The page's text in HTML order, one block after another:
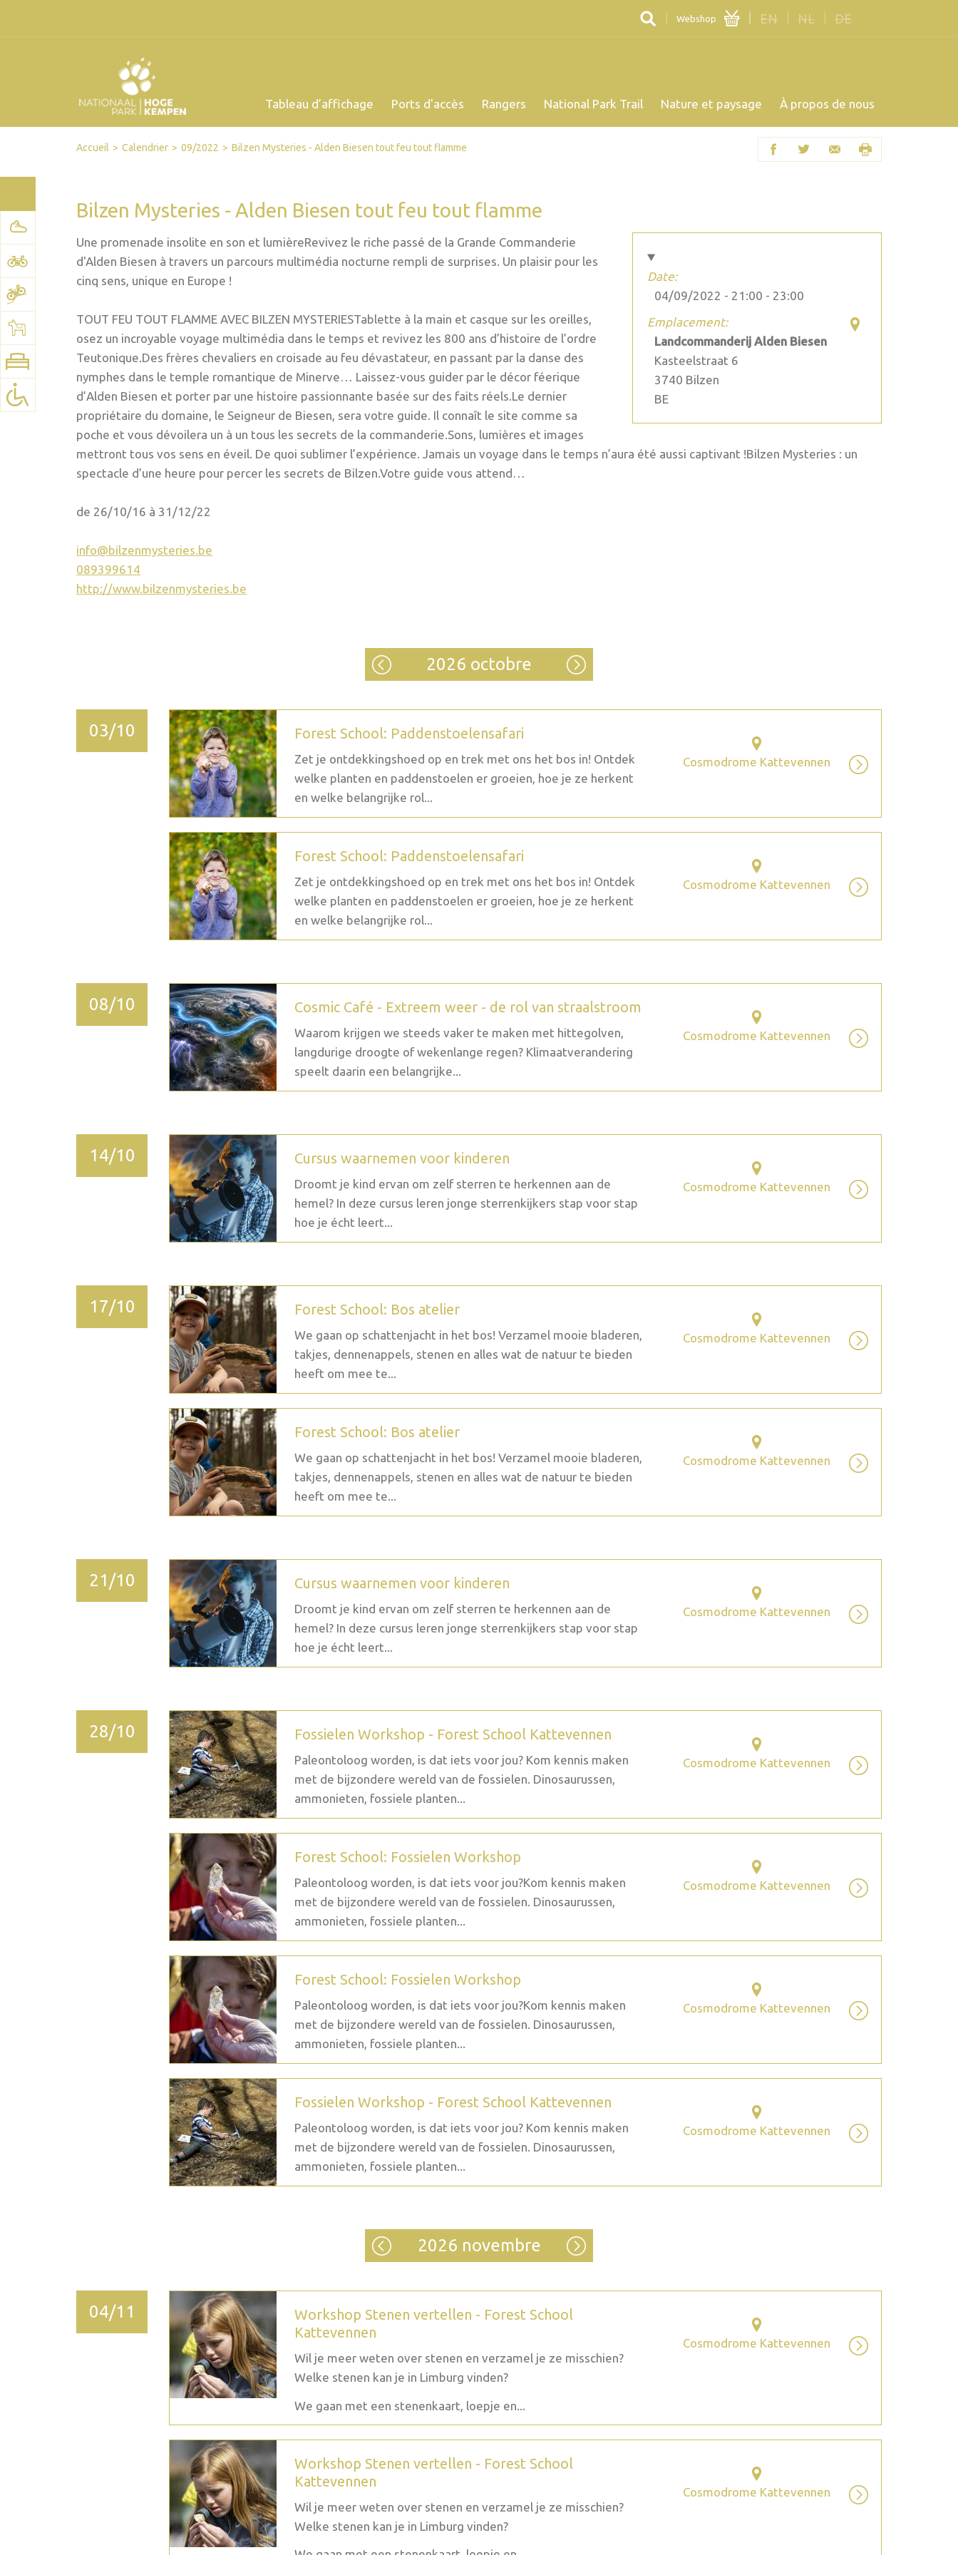
Webshop EN NL DE
Tableau d’affichage Ports d'accès Rangers National Park Trail Nature et paysage À propos de nous
Facebook
TwitterSend by email
Printer-friendly version
Accueil Calendrier 09/2022 Bilzen Mysteries - Alden Biesen tout feu tout flamme
Bilzen Mysteries - Alden Biesen tout feu tout flamme
Date:
04/09/2022 - 21:00 - 23:00
Emplacement:
Voir la carte:
Google Maps
Landcommanderij Alden Biesen
Kasteelstraat 6
3740 Bilzen
BE
Une promenade insolite en son et lumièreRevivez le riche passé de la Grande Commanderie
d'Alden Biesen à travers un parcours multimédia nocturne rempli de surprises. Un plaisir pour les
cinq sens, unique en Europe !
TOUT FEU TOUT FLAMME AVEC BILZEN MYSTERIESTablette à la main et casque sur les oreilles,
osez un incroyable voyage multimédia dans le temps et revivez les 800 ans d’histoire de l’ordre
Teutonique.Des frères chevaliers en croisade au feu dévastateur, en passant par la danse des
nymphes dans le temple romantique de Minerve… Laissez-vous guider par le décor féerique
d’Alden Biesen et porter par une histoire passionnante basée sur des faits réels.Le dernier
propriétaire du domaine, le Seigneur de Biesen, sera votre guide. Il connaît le site comme sa
poche et vous dévoilera un à un tous les secrets de la commanderie.Sons, lumières et images
mettront tous vos sens en éveil. De quoi sublimer l’expérience. Jamais un voyage dans le temps n’aura été aussi captivant !Bilzen Mysteries : un
spectacle d’une heure pour percer les secrets de Bilzen.Votre guide vous attend…
de 26/10/16 à 31/12/22
info@bilzenmysteries.be
089399614
http://www.bilzenmysteries.be
2026 octobre
03/10 Forest School: Paddenstoelensafari
Zet je ontdekkingshoed op en trek met ons het bos in! Ontdek
welke planten en paddenstoelen er groeien, hoe je ze herkent
en welke belangrijke rol...
Cosmodrome Kattevennen
Forest School: Paddenstoelensafari
Zet je ontdekkingshoed op en trek met ons het bos in! Ontdek
welke planten en paddenstoelen er groeien, hoe je ze herkent
en welke belangrijke rol...
Cosmodrome Kattevennen
08/10 Cosmic Café - Extreem weer - de rol van straalstroom
Waarom krijgen we steeds vaker te maken met hittegolven,
langdurige droogte of wekenlange regen? Klimaatverandering
speelt daarin een belangrijke...
Cosmodrome Kattevennen
14/10 Cursus waarnemen voor kinderen
Droomt je kind ervan om zelf sterren te herkennen aan de
hemel? In deze cursus leren jonge sterrenkijkers stap voor stap
hoe je écht leert...
Cosmodrome Kattevennen
17/10 Forest School: Bos atelier
We gaan op schattenjacht in het bos! Verzamel mooie bladeren,
takjes, dennenappels, stenen en alles wat de natuur te bieden
heeft om mee te...
Cosmodrome Kattevennen
Forest School: Bos atelier
We gaan op schattenjacht in het bos! Verzamel mooie bladeren,
takjes, dennenappels, stenen en alles wat de natuur te bieden
heeft om mee te...
Cosmodrome Kattevennen
21/10 Cursus waarnemen voor kinderen
Droomt je kind ervan om zelf sterren te herkennen aan de
hemel? In deze cursus leren jonge sterrenkijkers stap voor stap
hoe je écht leert...
Cosmodrome Kattevennen
28/10 Fossielen Workshop - Forest School Kattevennen
Paleontoloog worden, is dat iets voor jou? Kom kennis maken
met de bijzondere wereld van de fossielen. Dinosaurussen,
ammonieten, fossiele planten...
Cosmodrome Kattevennen
Forest School: Fossielen Workshop
Paleontoloog worden, is dat iets voor jou?Kom kennis maken
met de bijzondere wereld van de fossielen. Dinosaurussen,
ammonieten, fossiele planten...
Cosmodrome Kattevennen
Forest School: Fossielen Workshop
Paleontoloog worden, is dat iets voor jou?Kom kennis maken
met de bijzondere wereld van de fossielen. Dinosaurussen,
ammonieten, fossiele planten...
Cosmodrome Kattevennen
Fossielen Workshop - Forest School Kattevennen
Paleontoloog worden, is dat iets voor jou? Kom kennis maken
met de bijzondere wereld van de fossielen. Dinosaurussen,
ammonieten, fossiele planten...
Cosmodrome Kattevennen
2026 novembre
04/11
Workshop Stenen vertellen - Forest School
Kattevennen
Wil je meer weten over stenen en verzamel je ze misschien?
Welke stenen kan je in Limburg vinden?
We gaan met een stenenkaart, loepje en...
Cosmodrome Kattevennen
Workshop Stenen vertellen - Forest School
Kattevennen
Wil je meer weten over stenen en verzamel je ze misschien?
Welke stenen kan je in Limburg vinden?
Cosmodrome Kattevennen